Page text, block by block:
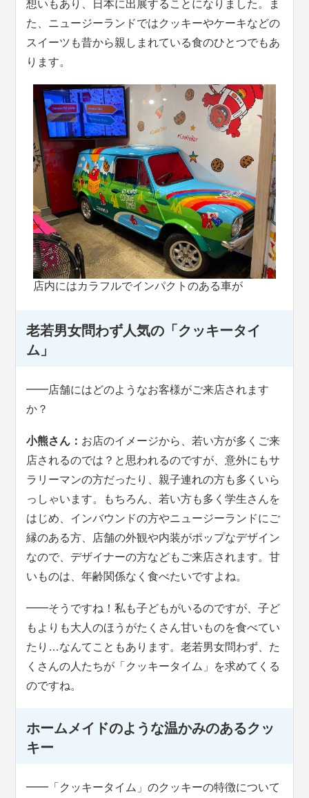
想いもあり、日本に出展することになりました。ま
た、ニュージーランドではクッキーやケーキなどの
スイーツも昔から親しまれている食のひとつでもあ
ります。
店内にはカラフルでインパクトのある車が
老若男女問わず人気の「クッキータイ
ム」
━━店舗にはどのようなお客様がご来店されます
か？
小熊さん： お店のイメージから、若い方が多くご来
店されるのでは？と思われるのですが、意外にもサ
ラリーマンの方だったり、親子連れの方も多くいら
っしゃいます。もちろん、若い方も多く学生さんを
はじめ、インバウンドの方やニュージーランドにご
縁のある方、店舗の外観や内装がポップなデザイン
なので、デザイナーの方などもご来店されます。甘
いものは、年齢関係なく食べたいですよね。
━━そうですね！私も子どもがいるのですが、子ど
もよりも大人のほうがたくさん甘いものを食べてい
たり…なんてこともあります。老若男女問わず、た
くさんの人たちが「クッキータイム」を求めてくる
のですね。
ホームメイドのような温かみのあるクッ
キー
━━「クッキータイム」のクッキーの特徴について